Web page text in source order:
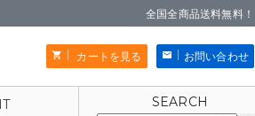
カートを見る お問い合わせ
全国全商品送料無料！